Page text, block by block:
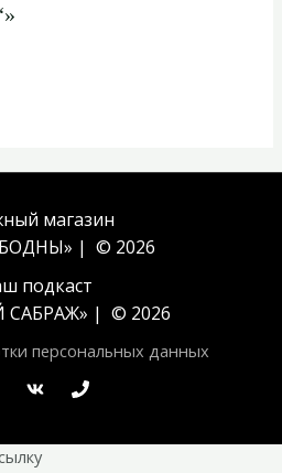
магазин
| © 2026
подкаст
» | © 2026
персональных данных